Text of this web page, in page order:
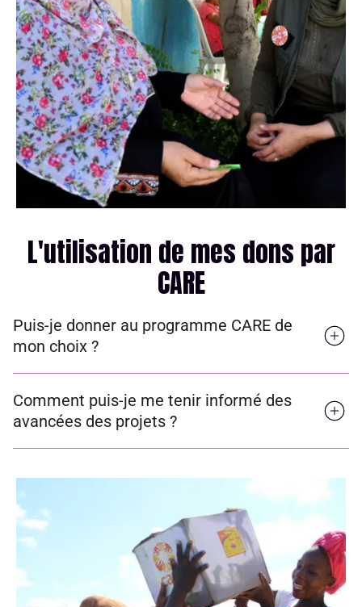
L'utilisation de mes dons par
CARE
Puis-je donner au programme CARE de
mon choix ?
Comment puis-je me tenir informé des
avancées des projets ?